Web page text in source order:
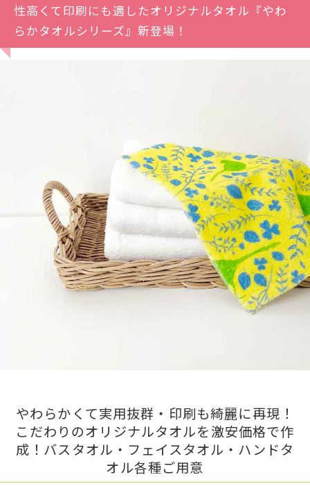
性高くて印刷にも適したオリジナルタオル『やわ
らかタオルシリーズ』新登場！
やわらかくて実用抜群・印刷も綺麗に再現！
こだわりのオリジナルタオルを激安価格で作
成！バスタオル・フェイスタオル・ハンドタ
オル各種ご用意